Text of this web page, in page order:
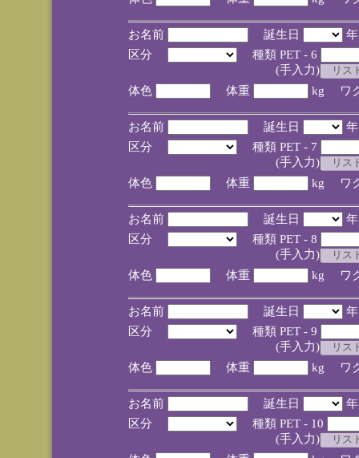
お名前 誕生日
区分
種類 PET - 6
(手入力)
体色
体重 kg ワ
お名前 誕生日
区分
種類 PET - 7
(手入力)
体色
体重 kg ワ
お名前 誕生日
区分
種類 PET - 8
(手入力)
体色
体重 kg ワ
お名前 誕生日
区分
種類 PET - 9
(手入力)
体色
体重 kg ワ
お名前 誕生日
区分
種類 PET - 10
(手入力)